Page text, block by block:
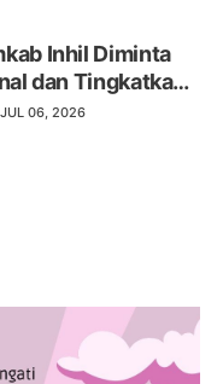
Inhil Diminta
dan Tingkatkan
Publik
JUL 06, 2026